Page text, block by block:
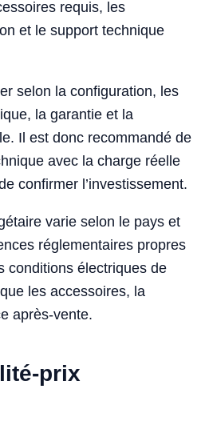
requis, les
et le support technique
selon la configuration, les
la garantie et la
Il est donc recommandé de
avec la charge réelle
confirmer l’investissement.
varie selon le pays et
réglementaires propres
conditions électriques de
les accessoires, la
après-vente.
prix